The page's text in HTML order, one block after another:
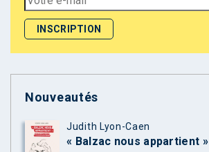
Nouveautés
Judith Lyon-Caen
« Balzac nous appartient »